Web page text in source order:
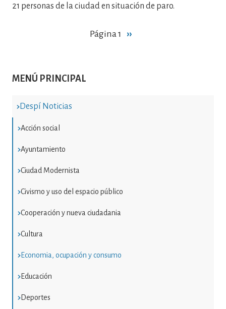
MENÚ PRINCIPAL
Despí Noticias
Acción social
Ayuntamiento
Ciudad Modernista
Civismo y uso del espacio público
Cooperación y nueva ciudadania
Cultura
Economia, ocupación y consumo
Educación
Deportes
21 personas de la ciudad en situación de paro.
Página 1
Siguiente
››